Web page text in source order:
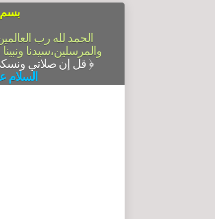
بسم
الحمد لله رب
والمرسلين،سيدنا
قل إن صلاتي ونسكي ومحياي ومماتي لله رب العالمين ﴿
السلام